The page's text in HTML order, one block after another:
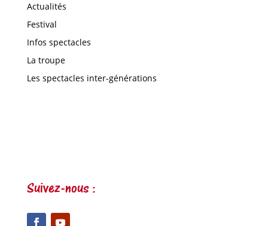
Actualités
Festival
Infos spectacles
La troupe
Les spectacles inter-générations
Suivez-nous :